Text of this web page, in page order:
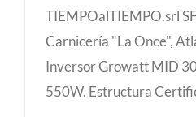
TIEMPOalTIEMPO.srl
Carnicería "La Once",
Inversor Growatt MID
550W. Estructura